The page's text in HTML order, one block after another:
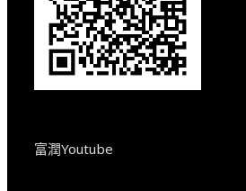
富潤Youtube